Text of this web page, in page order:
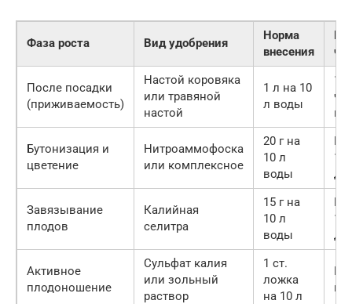
Фаза роста Вид удобрения
Норма
внесения
После посадки
(приживаемость)
Настой коровяка
или травяной
настой
1 л на 10
л воды
1
Бутонизация и
цветение
Нитроаммофоска
или комплексное
20 г на
10 л
воды
14
Завязывание
плодов
Калийная
селитра
15 г на
10 л
воды
Активное
плодоношение
Сульфат калия
или зольный
раствор
1 ст.
ложка
на 10 л